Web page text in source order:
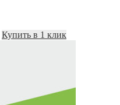
Купить в 1 клик